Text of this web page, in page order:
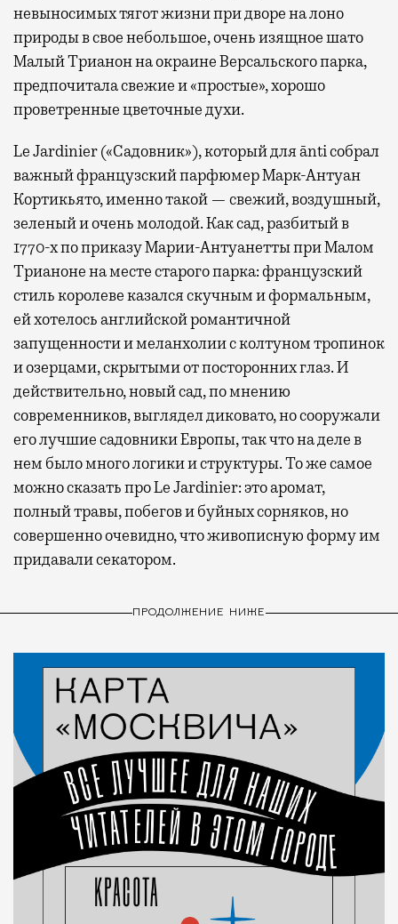
невыносимых тягот жизни при дворе на лоно
природы в свое небольшое, очень изящное шато
Малый Трианон на окраине Версальского парка,
предпочитала свежие и «простые», хорошо
проветренные цветочные духи.
Le Jardinier («Садовник»), который для ānti собрал
важный французский парфюмер Марк-Антуан
Кортикьято, именно такой — свежий, воздушный,
зеленый и очень молодой. Как сад, разбитый в
1770-х по приказу Марии-Антуанетты при Малом
Трианоне на месте старого парка: французский
стиль королеве казался скучным и формальным,
ей хотелось английской романтичной
запущенности и меланхолии с колтуном тропинок
и озерцами, скрытыми от посторонних глаз. И
действительно, новый сад, по мнению
современников, выглядел диковато, но сооружали
его лучшие садовники Европы, так что на деле в
нем было много логики и структуры. То же самое
можно сказать про Le Jardinier: это аромат,
полный травы, побегов и буйных сорняков, но
совершенно очевидно, что живописную форму им
придавали секатором.
ПРОДОЛЖЕНИЕ НИЖЕ